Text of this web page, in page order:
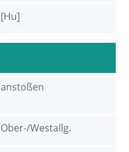
[Hu]
anstoßen
Ober-/Westallg.